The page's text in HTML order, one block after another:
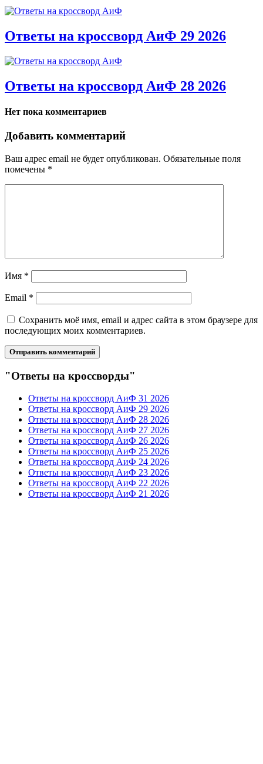
Ответы на кроссворд АиФ 29 2026
Ответы на кроссворд АиФ 28 2026
Нет пока комментариев
Добавить комментарий
Ваш адрес email не будет опубликован. Обязательные поля
помечены *
Имя *
Email *
Сохранить моё имя, email и адрес сайта в этом браузере для
последующих моих комментариев.
"Ответы на кроссворды"
Ответы на кроссворд АиФ 31 2026
Ответы на кроссворд АиФ 29 2026
Ответы на кроссворд АиФ 28 2026
Ответы на кроссворд АиФ 27 2026
Ответы на кроссворд АиФ 26 2026
Ответы на кроссворд АиФ 25 2026
Ответы на кроссворд АиФ 24 2026
Ответы на кроссворд АиФ 23 2026
Ответы на кроссворд АиФ 22 2026
Ответы на кроссворд АиФ 21 2026